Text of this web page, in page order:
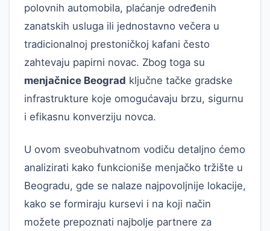
polovnih automobila, plaćanje određenih
zanatskih usluga ili jednostavno večera u
tradicionalnoj prestoničkoj kafani često
zahtevaju papirni novac. Zbog toga su
menjačnice Beograd ključne tačke gradske
infrastrukture koje omogućavaju brzu, sigurnu
i efikasnu konverziju novca.
U ovom sveobuhvatnom vodiču detaljno ćemo
analizirati kako funkcioniše menjačko tržište u
Beogradu, gde se nalaze najpovoljnije lokacije,
kako se formiraju kursevi i na koji način
možete prepoznati najbolje partnere za